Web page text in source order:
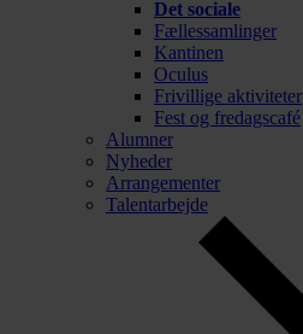
Det sociale
Fællessamlinger
Kantinen
Oculus
Frivillige aktiviteter
Fest og fredagscafé
Alumner
Nyheder
Arrangementer
Talentarbejde